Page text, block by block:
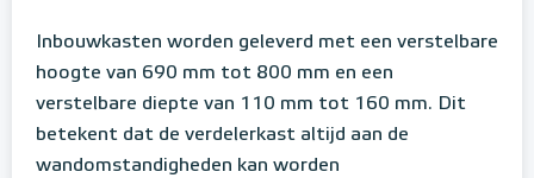
Inbouwkasten worden geleverd met een verstelbare
hoogte van 690 mm tot 800 mm en een
verstelbare diepte van 110 mm tot 160 mm. Dit
betekent dat de verdelerkast altijd aan de
wandomstandigheden kan worden